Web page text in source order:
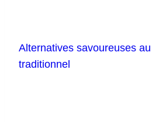
Alternatives savoureuses
traditionnel